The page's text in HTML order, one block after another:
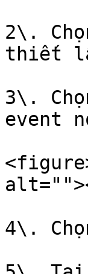
2\.
thiết
3\.
event
4\.